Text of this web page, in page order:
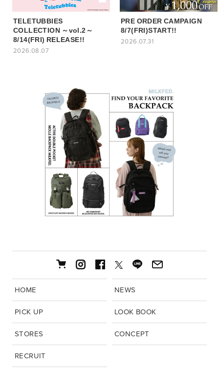
TELETUBBIES
COLLECTION ～vol.2～
8/14(FRI) RELEASE!!
2026.08.07
PRE ORDER CAMPAIGN
8/7(FRI)START!!
2026.07.31
HOME NEWS
PICK UP LOOK BOOK
STORES CONCEPT
RECRUIT